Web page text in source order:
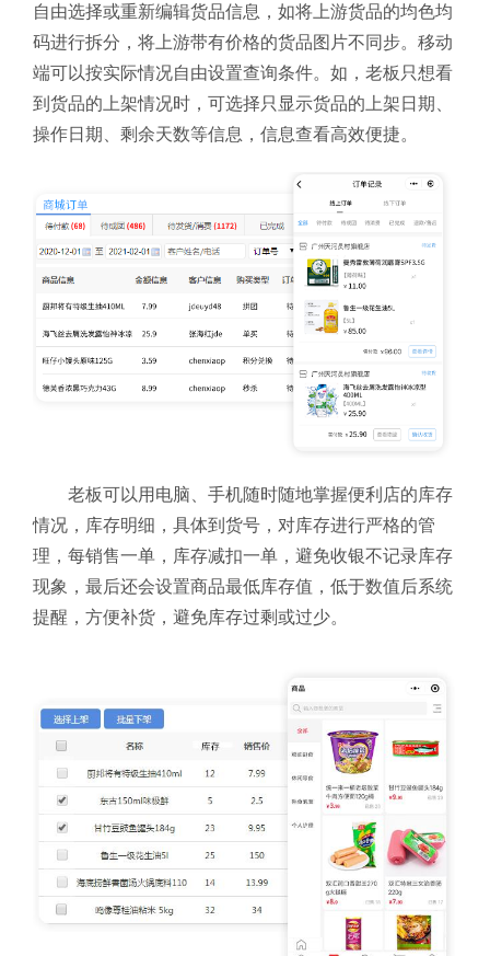
自由选择或重新编辑货品信息，如将上游货品的均色均
码进行拆分，将上游带有价格的货品图片不同步。移动
端可以按实际情况自由设置查询条件。如，老板只想看
到货品的上架情况时，可选择只显示货品的上架日期、
操作日期、剩余天数等信息，信息查看高效便捷。
老板可以用电脑、手机随时随地掌握便利店的库存
情况，库存明细，具体到货号，对库存进行严格的管
理，每销售一单，库存减扣一单，避免收银不记录库存
现象，最后还会设置商品最低库存值，低于数值后系统
提醒，方便补货，避免库存过剩或过少。